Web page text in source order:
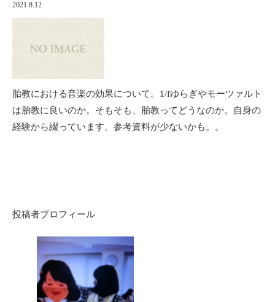
2021.8.12
胎教における音楽の効果について。1/fゆらぎやモーツァルト
は胎教に良いのか。そもそも、胎教ってどうなのか。自身の
経験から綴っています。参考資料が少ないかも。。
投稿者プロフィール